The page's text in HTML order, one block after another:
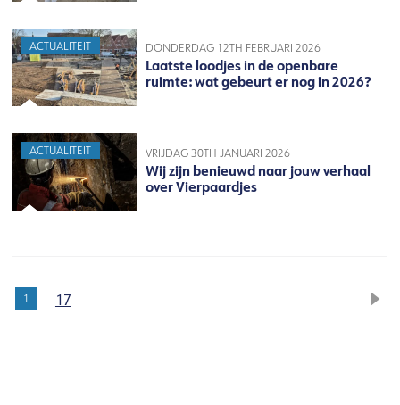
ACTUALITEIT DONDERDAG 12TH FEBRUARI 2026
Laatste loodjes in de openbare
ruimte: wat gebeurt er nog in 2026?
ACTUALITEIT VRIJDAG 30TH JANUARI 2026
Wij zijn benieuwd naar jouw verhaal
over Vierpaardjes
1 17